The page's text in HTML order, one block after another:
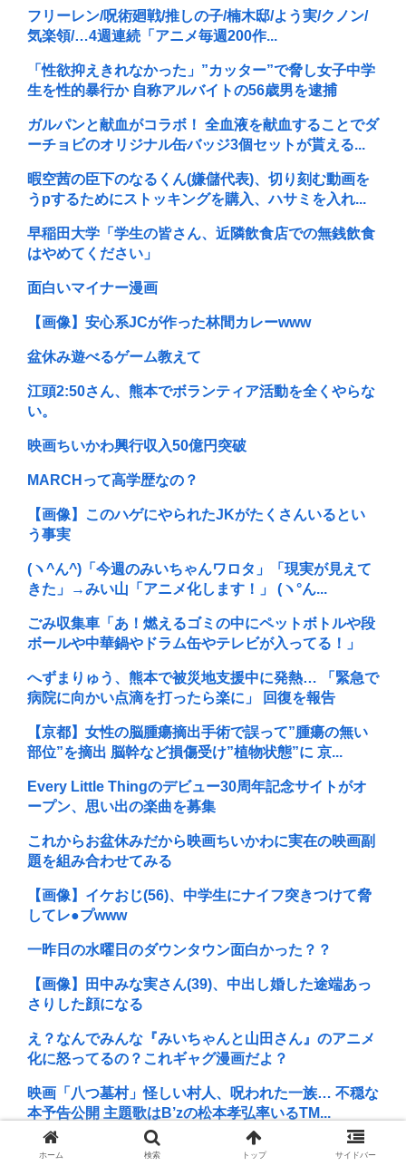
フリーレン/呪術廻戦/推しの子/楠木邸/よう実/クノン/
気楽領/…4週連続「アニメ毎週200作...
「性欲抑えきれなかった」”カッター”で脅し女子中学
生を性的暴行か 自称アルバイトの56歳男を逮捕
ガルパンと献血がコラボ！ 全血液を献血することでダ
ーチョビのオリジナル缶バッジ3個セットが貰える...
暇空茜の臣下のなるくん(嫌儲代表)、切り刻む動画を
うpするためにストッキングを購入、ハサミを入れ...
早稲田大学「学生の皆さん、近隣飲食店での無銭飲食
はやめてください」
面白いマイナー漫画
【画像】安心系JCが作った林間カレーwww
盆休み遊べるゲーム教えて
江頭2:50さん、熊本でボランティア活動を全くやらな
い。
映画ちいかわ興行収入50億円突破
MARCHって高学歴なの？
【画像】このハゲにやられたJKがたくさんいるとい
う事実
(ヽ^ん^)「今週のみいちゃんワロタ」「現実が見えて
きた」→みい山「アニメ化します！」 (ヽ°ん...
ごみ収集車「あ！燃えるゴミの中にペットボトルや段
ボールや中華鍋やドラム缶やテレビが入ってる！」
へずまりゅう、熊本で被災地支援中に発熱… 「緊急で
病院に向かい点滴を打ったら楽に」 回復を報告
【京都】女性の脳腫瘍摘出手術で誤って”腫瘍の無い
部位”を摘出 脳幹など損傷受け”植物状態”に 京...
Every Little Thingのデビュー30周年記念サイトがオ
ープン、思い出の楽曲を募集
これからお盆休みだから映画ちいかわに実在の映画副
題を組み合わせてみる
【画像】イケおじ(56)、中学生にナイフ突きつけて脅
してレ●プwww
一昨日の水曜日のダウンタウン面白かった？？
【画像】田中みな実さん(39)、中出し婚した途端あっ
さりした顔になる
え？なんでみんな『みいちゃんと山田さん』のアニメ
化に怒ってるの？これギャグ漫画だよ？
映画「八つ墓村」怪しい村人、呪われた一族… 不穏な
本予告公開 主題歌はB’zの松本孝弘率いるTM...
KIINA.こと氷川きよしさん、ライブを前にあたシコ欲
ホーム 検索 トップ サイドバー